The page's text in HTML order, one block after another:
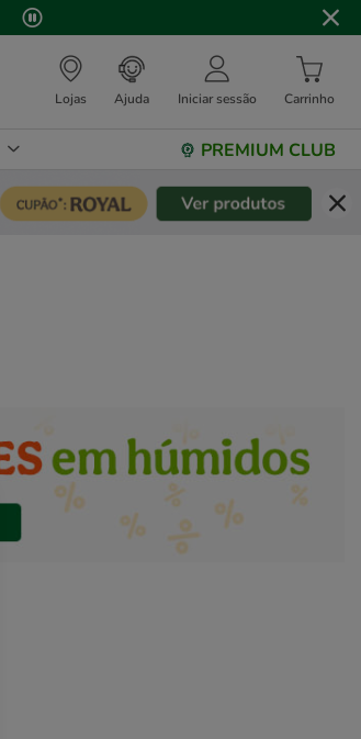
Lojas Ajuda Iniciar sessão Carrinho
PREMIUM CLUB